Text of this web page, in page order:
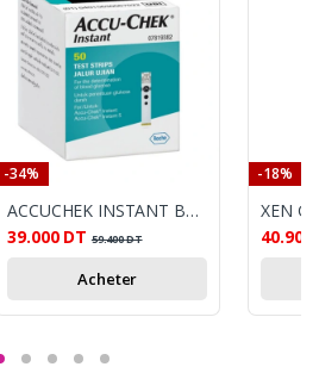
-34%
ACCUCHEK INSTANT BANDELETTES REACTIVES BOITE DE 50
39.000 DT 59.400DT
Acheter
-18%
XEN
40.900